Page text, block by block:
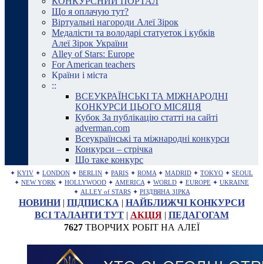
Що я оплачую тут?
Віртуальні нагороди Алеї Зірок
Медалісти та володарі статуеток і кубків
Алеї Зірок України
Alley of Stars: Europe
For American teachers
Країни і міста
::
ВСЕУКРАЇНСЬКІ ТА МІЖНАРОДНІ
КОНКУРСИ ЦЬОГО МІСЯЦЯ
Кубок За публікацію статті на сайті
adverman.com
Всеукраїнські та міжнародні конкурси
Конкурси – стрічка
Що таке конкурс
✦ KYIV ✦ LONDON ✦ BERLIN ✦ PARIS ✦ ROMA ✦ MADRID ✦ TOKYO ✦ SEOUL
✦ NEW YORK ✦ HOLLYWOOD ✦ AMERICA ✦ WORLD ✦ EUROPE ✦ UKRAINE
✦ ALLEY of STARS ✦ РІЗДВЯНА ЗІРКА
НОВИНИ| ПІДПИСКА | НАЙБЛИЖЧІ КОНКУРСИ
ВСІ ТАЛАНТИ ТУТ| АКЦІЯ| ПЕДАГОГАМ
7627ТВОРЧИХ РОБІТ НА АЛЕЇ